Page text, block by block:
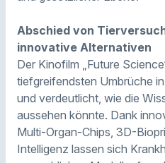
Abschied von
innovative Alternativen
Der Kinofilm „Future
tiefgreifendsten Umbrüche
und verdeutlicht, wie die
aussehen könnte. Dank
Multi-Organ-Chips, 3D-
Intelligenz lassen sich